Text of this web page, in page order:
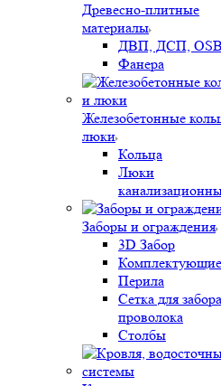
Древесно-плитные
материалы
ДВП, ДСП, OSB
Фанера
Железобетонные
люки
Кольца
Люки
Заборы и ограждения
3D Забор
Комплектующие
Перила
Сетка для
проволока
Столбы